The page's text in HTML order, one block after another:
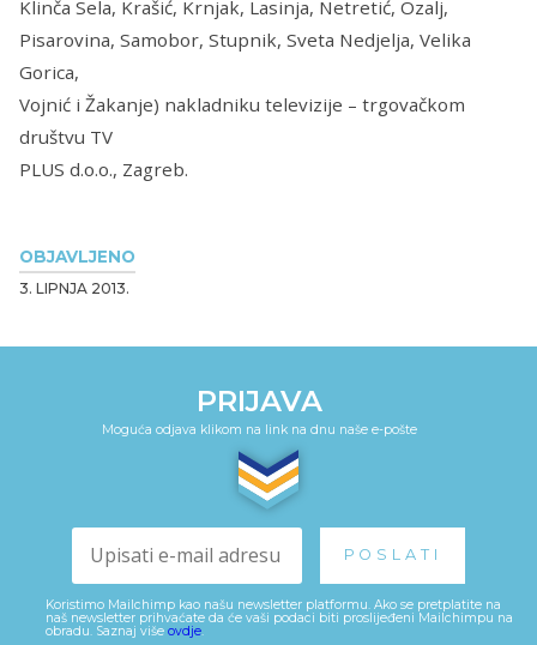
OBJAVLJENO
3. LIPNJA 2013.
Klinča Sela, Krašić, Krnjak, Lasinja, Netretić, Ozalj,
Pisarovina, Samobor, Stupnik, Sveta Nedjelja, Velika
Gorica,
Vojnić i Žakanje) nakladniku televizije – trgovačkom
društvu TV
PLUS d.o.o., Zagreb.
PRIJAVA
Moguća odjava klikom na link na dnu naše e-pošte
Koristimo Mailchimp kao našu newsletter platformu. Ako se pretplatite na
naš newsletter prihvaćate da će vaši podaci biti proslijeđeni Mailchimpu na
obradu. Saznaj više ovdje